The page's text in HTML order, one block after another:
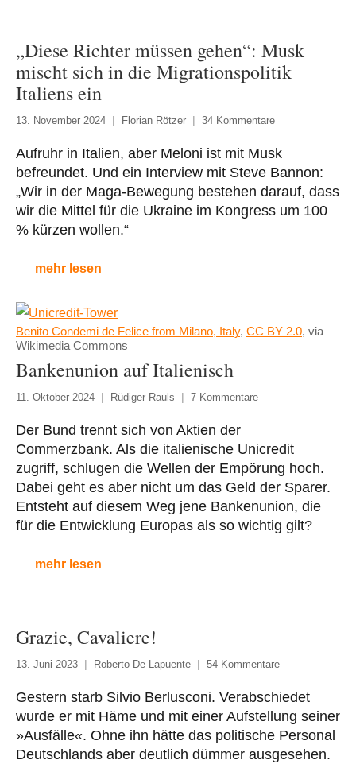
„Diese Richter müssen gehen“: Musk
mischt sich in die Migrationspolitik
Italiens ein
13. November 2024 Florian Rötzer 34 Kommentare
Aufruhr in Italien, aber Meloni ist mit Musk
befreundet. Und ein Interview mit Steve Bannon:
„Wir in der Maga-Bewegung bestehen darauf, dass
wir die Mittel für die Ukraine im Kongress um 100
% kürzen wollen.“
mehr lesen
Benito Condemi de Felice from Milano, Italy, CC BY 2.0, via
Wikimedia Commons
Bankenunion auf Italienisch
11. Oktober 2024 Rüdiger Rauls 7 Kommentare
Der Bund trennt sich von Aktien der
Commerzbank. Als die italienische Unicredit
zugriff, schlugen die Wellen der Empörung hoch.
Dabei geht es aber nicht um das Geld der Sparer.
Entsteht auf diesem Weg jene Bankenunion, die
für die Entwicklung Europas als so wichtig gilt?
mehr lesen
Grazie, Cavaliere!
13. Juni 2023 Roberto De Lapuente 54 Kommentare
Gestern starb Silvio Berlusconi. Verabschiedet
wurde er mit Häme und mit einer Aufstellung seiner
»Ausfälle«. Ohne ihn hätte das politische Personal
Deutschlands aber deutlich dümmer ausgesehen.